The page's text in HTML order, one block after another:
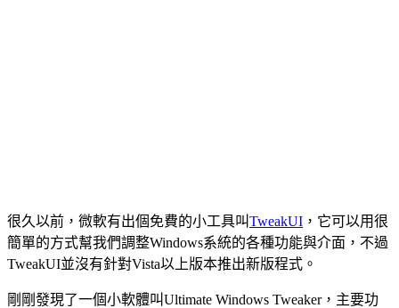
很久以前，微軟有出個免費的小工具叫TweakUI ，它可以用很
簡單的方式幫我們調整Windows系統的各種功能與介面，不過
TweakUI並沒有針對Vista以上版本推出新版程式。
剛剛發現了一個小軟體叫Ultimate Windows Tweaker，主要功